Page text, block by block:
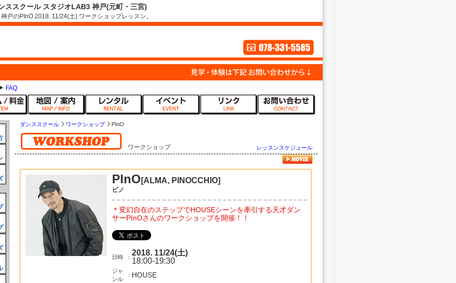
ススクール スタジオLAB3 神戸(元町・三宮)
戸のPInO 2018. 11/24(土) ワークショップレッスン。
FAQ
ダンススクール ワークショップ PInO
ワークショップ レッスンスケジュール
PInO [ALMA, PINOCCHIO]
ピノ
＊変幻自在のステップでHOUSEシーンを牽引する天才ダン
サーPInOさんのワークショップを開催！！
日時 ： 2018. 11/24(土)
18:00-19:30
ジャ
ンル
： HOUSE